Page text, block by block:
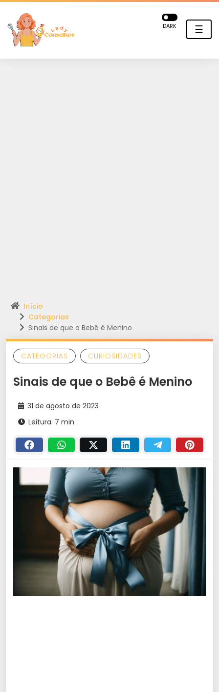
☰
DARK
Início
Categorias
Sinais de que o Bebê é Menino
CATEGORIAS CURIOSIDADES
Sinais de que o Bebê é Menino
31 de agosto de 2023
Leitura: 7 min